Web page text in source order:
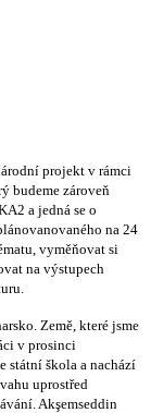
projekt v rámci
budeme zároveň
a jedná se o
na 24
vyměňovat si
na výstupech
Země, které jsme
v prosinci
státní škola a nachází
uprostřed
Akşemseddin